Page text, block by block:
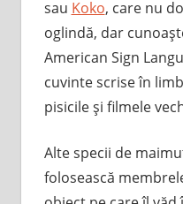
sau Koko, care nu
oglindă, dar
American Sign
cuvinte scrise în
pisicile şi filmele
Alte specii de
folosească